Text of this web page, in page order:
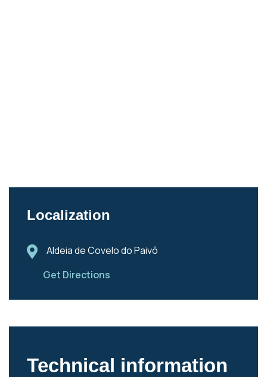
Localization
Aldeia de Covelo do Paivô
Get Directions
Technical information